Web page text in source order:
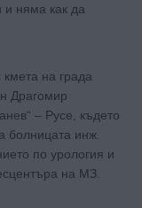
и няма как да
на града
Драгомир
– Русе, където
болницата инж.
по урология и
на МЗ.